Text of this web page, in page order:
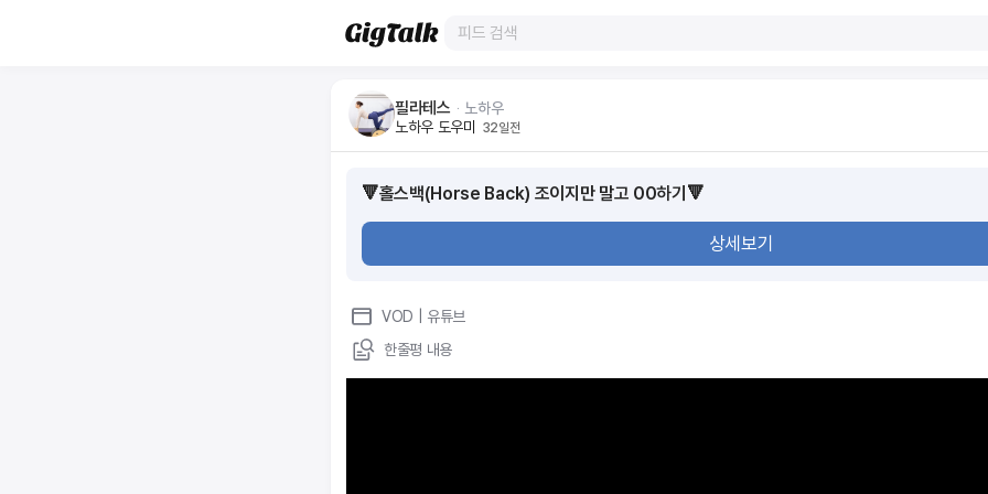
필라테스 ᆞ 노하우
노하우 도우미 32일전
🔻홀스백(Horse Back) 조이지만 말고 00하기🔻
상세보기
VOD | 유튜브
한줄평 내용